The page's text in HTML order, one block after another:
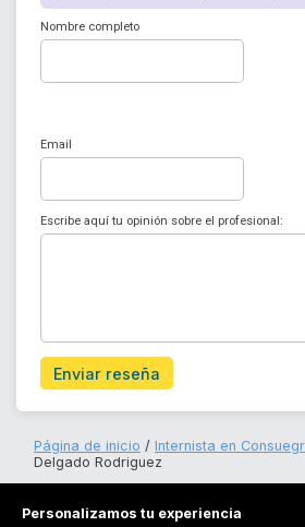
Nombre completo
Email
Escribe aquí tu opinión sobre el profesional:
Enviar reseña
Página de inicio Internista en
Delgado Rodriguez
Personalizamos tu experiencia